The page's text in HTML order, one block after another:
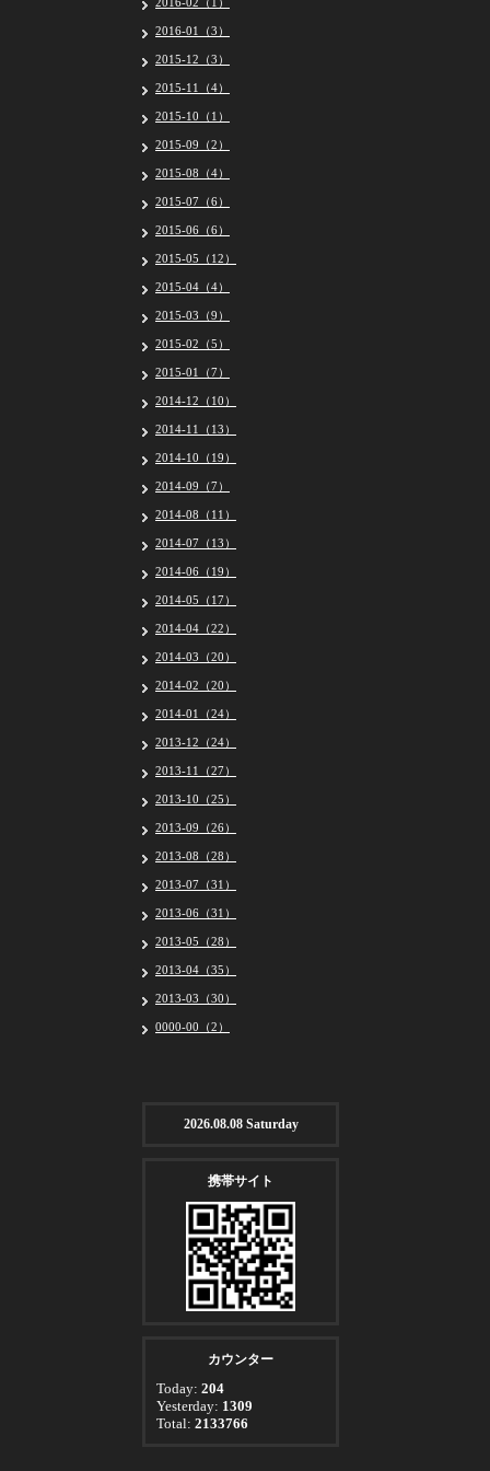
2016-01（3）
2015-12（3）
2015-11（4）
2015-10（1）
2015-09（2）
2015-08（4）
2015-07（6）
2015-06（6）
2015-05（12）
2015-04（4）
2015-03（9）
2015-02（5）
2015-01（7）
2014-12（10）
2014-11（13）
2014-10（19）
2014-09（7）
2014-08（11）
2014-07（13）
2014-06（19）
2014-05（17）
2014-04（22）
2014-03（20）
2014-02（20）
2014-01（24）
2013-12（24）
2013-11（27）
2013-10（25）
2013-09（26）
2013-08（28）
2013-07（31）
2013-06（31）
2013-05（28）
2013-04（35）
2013-03（30）
0000-00（2）
2026.08.08 Saturday
携帯サイト
カウンター
Today: 204
Yesterday: 1309
Total: 2133766